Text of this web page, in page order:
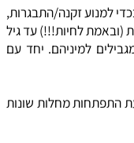
אישיים, תזונתיים
זקנה/התבגרות,
לחיות!!!) עד גיל
למיניהם. יחד עם